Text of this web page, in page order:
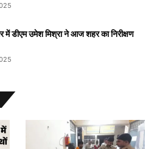
डीएम उमेश मिश्रा ने आज शहर का निरीक्षण